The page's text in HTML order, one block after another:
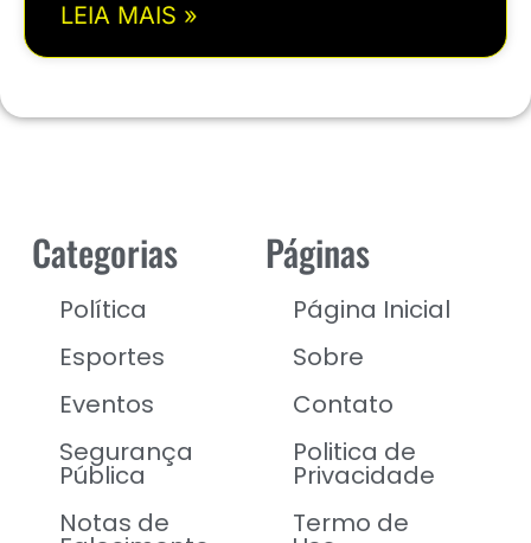
LEIA MAIS »
Categorias
Política
Esportes
Eventos
Segurança
Pública
Notas de
Páginas
Página Inicial
Sobre
Contato
Politica de
Privacidade
Termo de